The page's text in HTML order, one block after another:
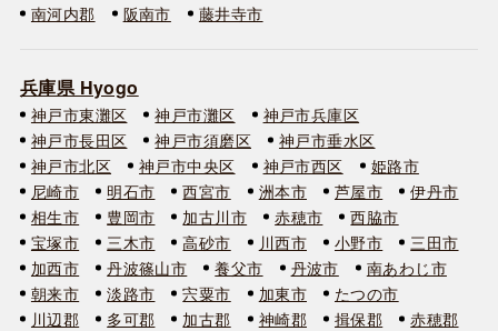
南河内郡
阪南市 藤井寺市
兵庫県 Hyogo
神戸市東灘区 神戸市灘区
神戸市兵庫区
神戸市長田区
神戸市須磨区
神戸市垂水区
神戸市北区
神戸市中央区 神戸市西区
姫路市
尼崎市
明石市 西宮市 洲本市 芦屋市
伊丹市
相生市
豊岡市 加古川市 赤穂市
西脇市
宝塚市
三木市 高砂市 川西市 小野市
三田市
加西市
丹波篠山市 養父市 丹波市
南あわじ市
朝来市
淡路市 宍粟市 加東市
たつの市
川辺郡
多可郡 加古郡 神崎郡 揖保郡
赤穂郡